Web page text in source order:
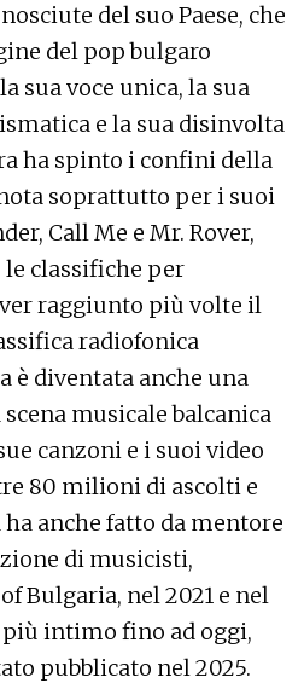
del suo Paese, che
del pop bulgaro
sua voce unica, la sua
e la sua disinvolta
ha spinto i confini della
soprattutto per i suoi
Call Me e Mr. Rover,
classifiche per
raggiunto più volte il
radiofonica
è diventata anche una
musicale balcanica
canzoni e i suoi video
80 milioni di ascolti e
anche fatto da mentore
di musicisti,
Bulgaria, nel 2021 e nel
intimo fino ad oggi,
pubblicato nel 2025.